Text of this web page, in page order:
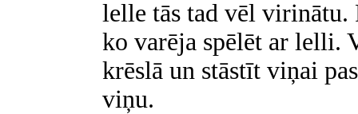
lelle tās tad vēl virinātu.
ko varēja spēlēt ar lelli.
krēslā un stāstīt viņai
viņu.